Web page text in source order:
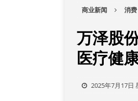
商业新闻 消费
万泽股
医疗健
2025年7月17日